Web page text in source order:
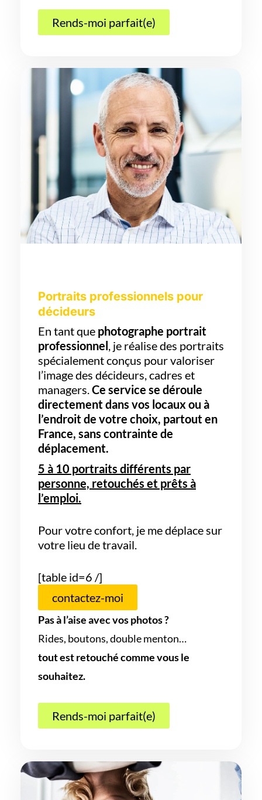
Rends-moi parfait(e)
Portraits professionnels pour
décideurs
En tant que photographe portrait
professionnel , je réalise des portraits
spécialement conçus pour valoriser
l’image des décideurs, cadres et
managers. Ce service se déroule
directement dans vos locaux ou à
l’endroit de votre choix, partout en
France, sans contrainte de
déplacement.
5 à 10 portraits différents par
personne, retouchés et prêts à
l’emploi.
Pour votre confort, je me déplace sur
votre lieu de travail.
[table id=6 /]
contactez-moi
Pas à l’aise avec vos photos ?
Rides, boutons, double menton…
tout est retouché comme vous le
souhaitez.
Rends-moi parfait(e)